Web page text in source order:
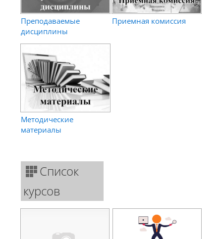
Преподаваемые
дисциплины
Приемная комиссия
Методические
материалы
Список
курсов